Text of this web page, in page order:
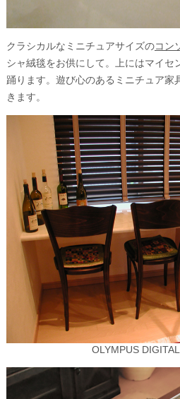
クラシカルなミニチュアサイズのコン
シャ絨毯をお供にして。上にはマイセ
踊ります。遊び心のあるミニチュア家
きます。
OLYMPUS